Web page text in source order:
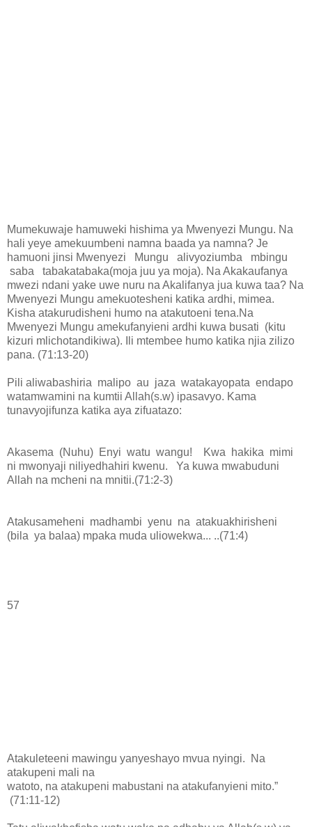
Mumekuwaje hamuweki hishima ya Mwenyezi Mungu. Na
hali yeye amekuumbeni namna baada ya namna? Je
hamuoni jinsi Mwenyezi Mungu alivyoziumba mbingu
saba tabakatabaka(moja juu ya moja). Na Akakaufanya
mwezi ndani yake uwe nuru na Akalifanya jua kuwa taa? Na
Mwenyezi Mungu amekuotesheni katika ardhi, mimea.
Kisha atakurudisheni humo na atakutoeni tena.Na
Mwenyezi Mungu amekufanyieni ardhi kuwa busati (kitu
kizuri mlichotandikiwa). Ili mtembee humo katika njia zilizo
pana. (71:13-20)
Pili aliwabashiria malipo au jaza watakayopata endapo
watamwamini na kumtii Allah(s.w) ipasavyo. Kama
tunavyojifunza katika aya zifuatazo:
Akasema (Nuhu) Enyi watu wangu! Kwa hakika mimi
ni mwonyaji niliyedhahiri kwenu. Ya kuwa mwabuduni
Allah na mcheni na mnitii.(71:2-3)
Atakusameheni madhambi yenu na atakuakhirisheni
(bila ya balaa) mpaka muda uliowekwa... ..(71:4)
57
Atakuleteeni mawingu yanyeshayo mvua nyingi. Na
atakupeni mali na
watoto, na atakupeni mabustani na atakufanyieni mito.”
(71:11-12)